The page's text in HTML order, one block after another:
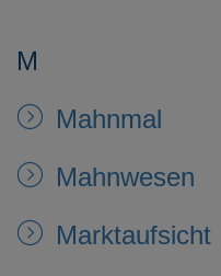
M
Mahnmal
Mahnwesen
Marktaufsicht